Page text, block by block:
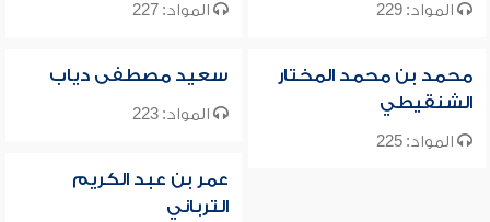
المواد: 229 المواد: 227
محمد بن محمد المختار
الشنقيطي
المواد: 225
سعيد مصطفى دياب
المواد: 223
عمر بن عبد الكريم
الترباني